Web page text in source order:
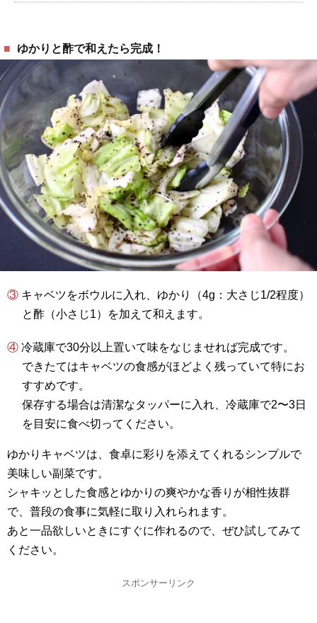
ゆかりと酢で和えたら完成！
③ キャベツをボウルに入れ、ゆかり（4g：大さじ1/2程度）
と酢（小さじ1）を加えて和えます。
④ 冷蔵庫で30分以上置いて味をなじませれば完成です。
できたてはキャベツの食感がほどよく残っていて特にお
すすめです。
保存する場合は清潔なタッパーに入れ、冷蔵庫で2〜3日
を目安に食べ切ってください。
ゆかりキャベツは、食卓に彩りを添えてくれるシンプルで
美味しい副菜です。
シャキッとした食感とゆかりの爽やかな香りが相性抜群
で、普段の食事に気軽に取り入れられます。
あと一品欲しいときにすぐに作れるので、ぜひ試してみて
ください。
スポンサーリンク